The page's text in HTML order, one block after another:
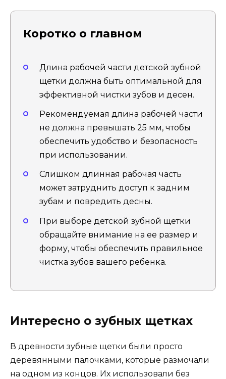
Коротко о главном
Длина рабочей части детской зубной
щетки должна быть оптимальной для
эффективной чистки зубов и десен.
Рекомендуемая длина рабочей части
не должна превышать 25 мм, чтобы
обеспечить удобство и безопасность
при использовании.
Слишком длинная рабочая часть
может затруднить доступ к задним
зубам и повредить десны.
При выборе детской зубной щетки
обращайте внимание на ее размер и
форму, чтобы обеспечить правильное
чистка зубов вашего ребенка.
Интересно о зубных щетках
В древности зубные щетки были просто
деревянными палочками, которые размочали
на одном из концов. Их использовали без